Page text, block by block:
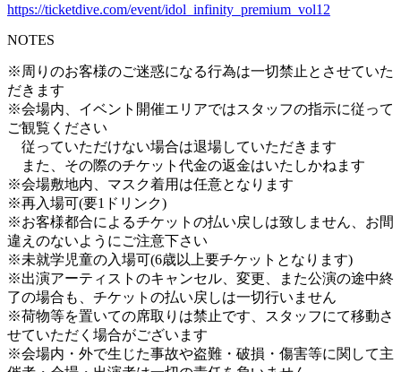
https://ticketdive.com/event/idol_infinity_premium_vol12
NOTES
※周りのお客様のご迷惑になる行為は一切禁止とさせていた
だきます
※会場内、イベント開催エリアではスタッフの指示に従って
ご観覧ください
従っていただけない場合は退場していただきます
また、その際のチケット代金の返金はいたしかねます
※会場敷地内、マスク着用は任意となります
※再入場可(要1ドリンク)
※お客様都合によるチケットの払い戻しは致しません、お間
違えのないようにご注意下さい
※未就学児童の入場可(6歳以上要チケットとなります)
※出演アーティストのキャンセル、変更、また公演の途中終
了の場合も、チケットの払い戻しは一切行いません
※荷物等を置いての席取りは禁止です、スタッフにて移動さ
せていただく場合がございます
※会場内・外で生じた事故や盗難・破損・傷害等に関して主